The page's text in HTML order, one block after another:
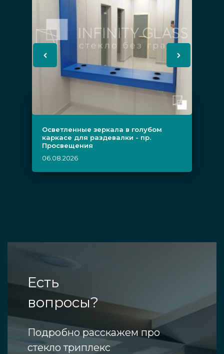
Осветленные зеркала в голубом
каркасе для раздевалки - пр.
Просвещения
06.08.2026
Есть
вопросы?
Подробно расскажем про
стекло триплекс